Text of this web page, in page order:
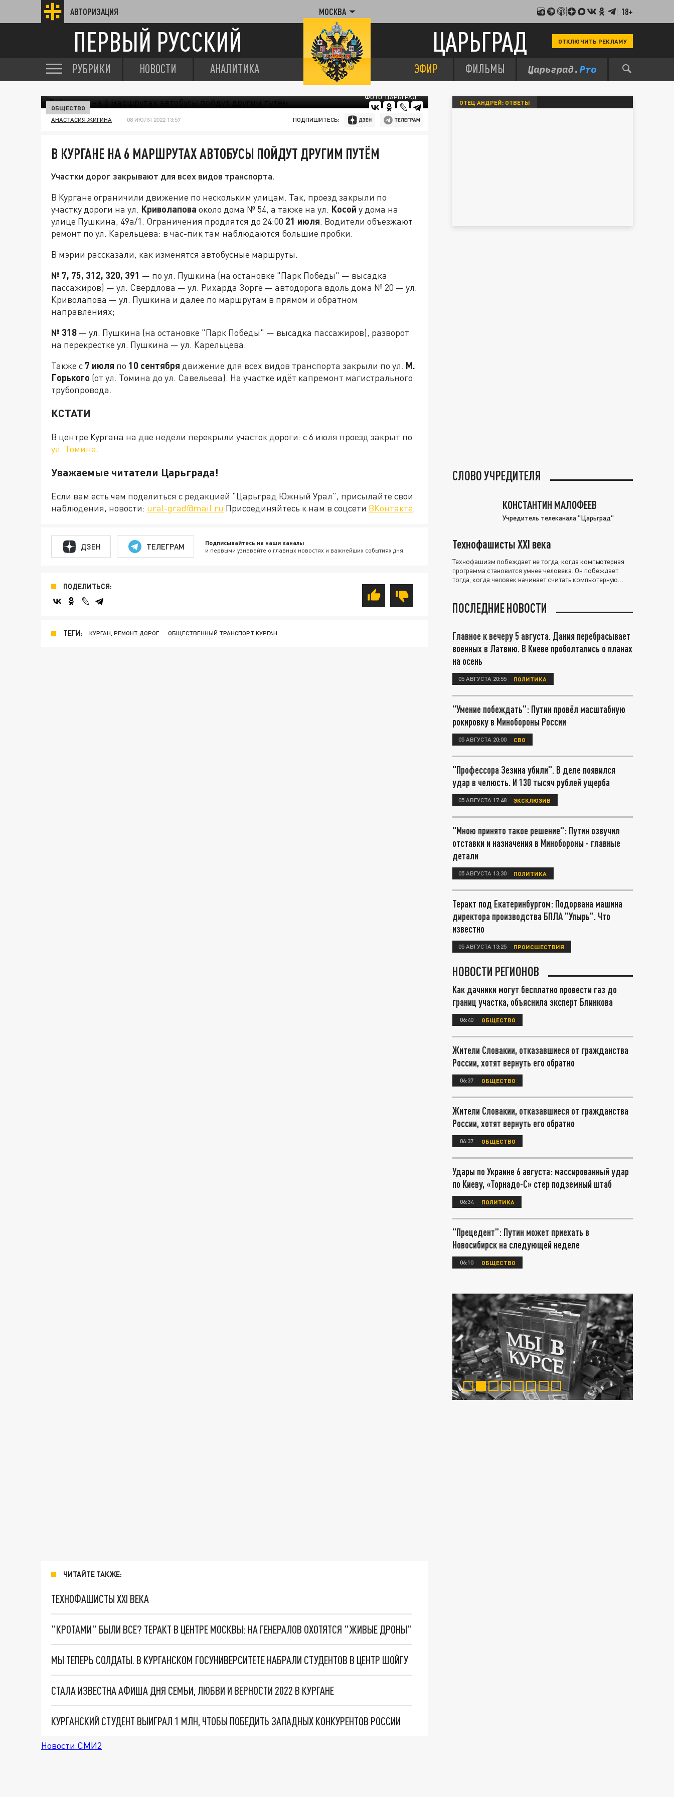
АВТОРИЗАЦИЯ МОСКВА 18+
ПЕРВЫЙ РУССКИЙ ЦАРЬГРАД ОТКЛЮЧИТЬ РЕКЛАМУ
РУБРИКИ НОВОСТИ АНАЛИТИКА ЭФИР ФИЛЬМЫ
ФОТО: ЦАРЬГРАД.
ОБЩЕСТВО
АНАСТАСИЯ ЖИГИНА 08 ИЮЛЯ 2022 13:57 ПОДПИШИТЕСЬ:
В КУРГАНЕ НА 6 МАРШРУТАХ АВТОБУСЫ ПОЙДУТ ДРУГИМ ПУТЁМ
Участки дорог закрывают для всех видов транспорта.
В Кургане ограничили движение по нескольким улицам. Так, проезд закрыли по
участку дороги на ул. Криволапова около дома № 54, а также на ул. Косой у дома на
улице Пушкина, 49а/1. Ограничения продлятся до 24:00 21 июля. Водители объезжают
ремонт по ул. Карельцева: в час-пик там наблюдаются большие пробки.
В мэрии рассказали, как изменятся автобусные маршруты.
№ 7, 75, 312, 320, 391 — по ул. Пушкина (на остановке "Парк Победы" — высадка
пассажиров) — ул. Свердлова — ул. Рихарда Зорге — автодорога вдоль дома № 20 — ул.
Криволапова — ул. Пушкина и далее по маршрутам в прямом и обратном
направлениях;
№ 318 — ул. Пушкина (на остановке "Парк Победы" — высадка пассажиров), разворот
на перекрестке ул. Пушкина — ул. Карельцева.
Также с 7 июля по 10 сентября движение для всех видов транспорта закрыли по ул. М.
Горького (от ул. Томина до ул. Савельева). На участке идёт капремонт магистрального
трубопровода.
КСТАТИ
В центре Кургана на две недели перекрыли участок дороги: с 6 июля проезд закрыт по
ул. Томина.
Уважаемые читатели Царьграда!
Если вам есть чем поделиться с редакцией "Царьград Южный Урал", присылайте свои
наблюдения, новости: ural-grad@mail.ru Присоединяйтесь к нам в соцсети ВКонтакте.
ДЗЕН ТЕЛЕГРАМ Подписывайтесь на наши каналы
и первыми узнавайте о главных новостях и важнейших событиях дня.
ПОДЕЛИТЬСЯ:
ТЕГИ: КУРГАН, РЕМОНТ ДОРОГ ОБЩЕСТВЕННЫЙ ТРАНСПОРТ КУРГАН
ЧИТАЙТЕ ТАКЖЕ:
ТЕХНОФАШИСТЫ XXI ВЕКА
"КРОТАМИ" БЫЛИ ВСЕ? ТЕРАКТ В ЦЕНТРЕ МОСКВЫ: НА ГЕНЕРАЛОВ ОХОТЯТСЯ "ЖИВЫЕ ДРОНЫ"
МЫ ТЕПЕРЬ СОЛДАТЫ. В КУРГАНСКОМ ГОСУНИВЕРСИТЕТЕ НАБРАЛИ СТУДЕНТОВ В ЦЕНТР ШОЙГУ
СТАЛА ИЗВЕСТНА АФИША ДНЯ СЕМЬИ, ЛЮБВИ И ВЕРНОСТИ 2022 В КУРГАНЕ
КУРГАНСКИЙ СТУДЕНТ ВЫИГРАЛ 1 МЛН, ЧТОБЫ ПОБЕДИТЬ ЗАПАДНЫХ КОНКУРЕНТОВ РОССИИ
Новости СМИ2
ОТЕЦ АНДРЕЙ: ОТВЕТЫ
СЛОВО УЧРЕДИТЕЛЯ
КОНСТАНТИН МАЛОФЕЕВ
Учредитель телеканала "Царьград"
Технофашисты XXI века
Технофашизм побеждает не тогда, когда компьютерная
программа становится умнее человека. Он побеждает
тогда, когда человек начинает считать компьютерную
ПОСЛЕДНИЕ НОВОСТИ
Главное к вечеру 5 августа. Дания перебрасывает
военных в Латвию. В Киеве проболтались о планах
на осень
05 АВГУСТА 20:55 ПОЛИТИКА
"Умение побеждать": Путин провёл масштабную
рокировку в Минобороны России
05 АВГУСТА 20:00 СВО
"Профессора Зезина убили". В деле появился
удар в челюсть. И 130 тысяч рублей ущерба
05 АВГУСТА 17:48 ЭКСКЛЮЗИВ
"Мною принято такое решение": Путин озвучил
отставки и назначения в Минобороны - главные
детали
05 АВГУСТА 13:30 ПОЛИТИКА
Теракт под Екатеринбургом: Подорвана машина
директора производства БПЛА "Упырь". Что
известно
05 АВГУСТА 13:25 ПРОИСШЕСТВИЯ
НОВОСТИ РЕГИОНОВ
Как дачники могут бесплатно провести газ до
границ участка, объяснила эксперт Блинкова
06:40 ОБЩЕСТВО
Жители Словакии, отказавшиеся от гражданства
России, хотят вернуть его обратно
06:37 ОБЩЕСТВО
Жители Словакии, отказавшиеся от гражданства
России, хотят вернуть его обратно
06:37 ОБЩЕСТВО
Удары по Украине 6 августа: массированный удар
по Киеву, «Торнадо-С» стер подземный штаб
06:34 ПОЛИТИКА
"Прецедент": Путин может приехать в
Новосибирск на следующей неделе
06:10 ОБЩЕСТВО